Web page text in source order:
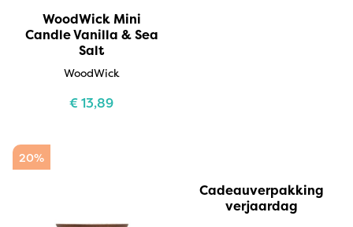
WoodWick Mini
Candle Vanilla & Sea
Salt
WoodWick
€13,89
20%
Cadeauverpakking
verjaardag